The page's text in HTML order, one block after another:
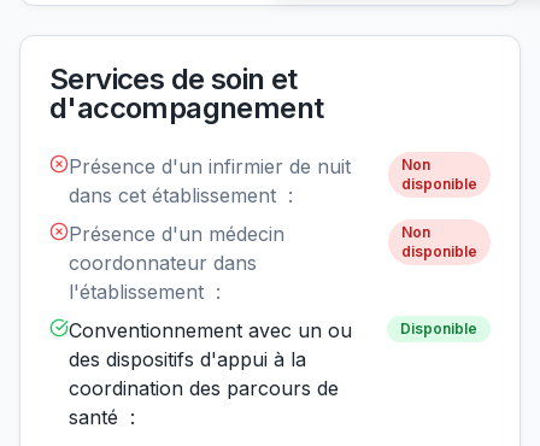
Services de soin et
d'accompagnement
Présence d'un infirmier de nuit
dans cet établissement :
Non
disponible
Présence d'un médecin
coordonnateur dans
l'établissement :
Non
disponible
Conventionnement avec un ou
des dispositifs d'appui à la
coordination des parcours de
santé :
Disponible